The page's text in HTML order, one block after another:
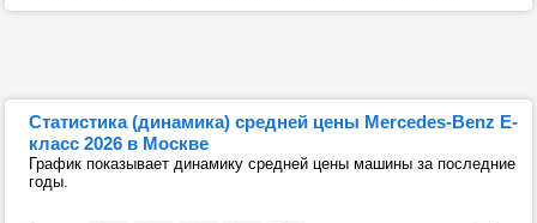
Статистика (динамика) средней цены Mercedes-Benz E-
класс 2026 в Москве
График показывает динамику средней цены машины за последние
годы.